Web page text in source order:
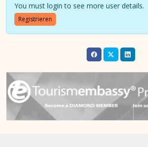
You must login to see more user details.
Registrieren